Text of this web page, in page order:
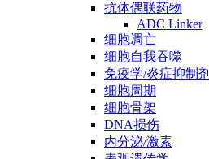
抗体偶联药物
ADC Linker
细胞凋亡
细胞自我吞噬
免疫学/炎症抑制剂
细胞周期
细胞骨架
DNA损伤
内分泌/激素